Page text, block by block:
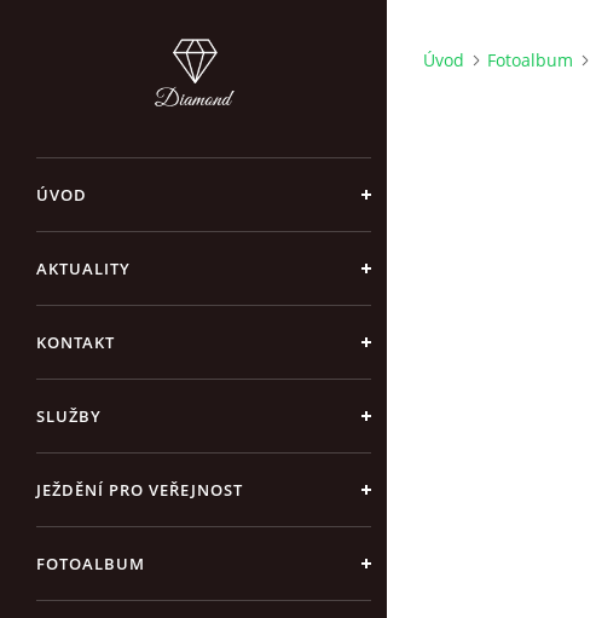
ÚVOD
AKTUALITY
KONTAKT
SLUŽBY
JEŽDĚNÍ PRO VEŘEJNOST
FOTOALBUM
Úvod Fotoalbum